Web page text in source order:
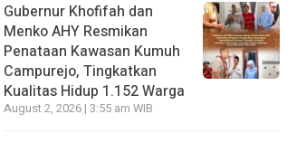
Gubernur Khofifah dan
Menko AHY Resmikan
Penataan Kawasan Kumuh
Campurejo, Tingkatkan
Kualitas Hidup 1.152 Warga
August 2, 2026 | 3:55 am WIB